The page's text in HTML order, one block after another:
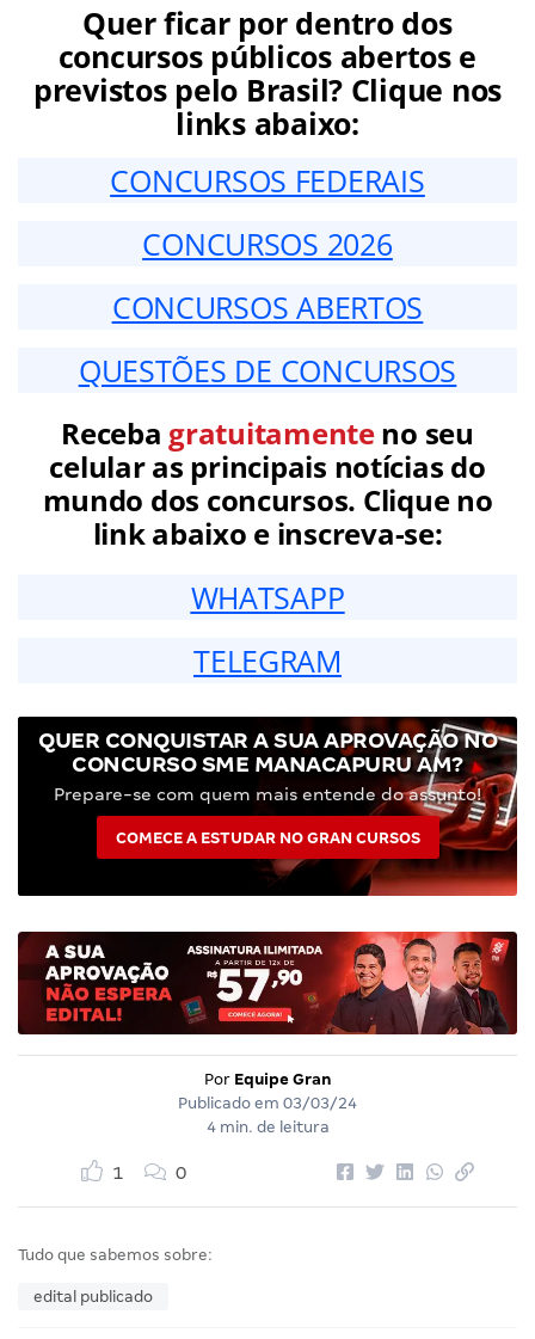
Quer ficar por dentro dos
concursos públicos abertos e
previstos pelo Brasil? Clique nos
links abaixo:
CONCURSOS FEDERAIS
CONCURSOS 2026
CONCURSOS ABERTOS
QUESTÕES DE CONCURSOS
Receba gratuitamenteno seu
celular as principais notícias do
mundo dos concursos. Clique no
link abaixo e inscreva-se:
WHATSAPP
TELEGRAM
QUER CONQUISTAR A SUA APROVAÇÃO NO
CONCURSO SME MANACAPURU AM?
Prepare-se com quem mais entende do assunto!
COMECE A ESTUDAR NO GRAN CURSOS
Por Equipe Gran
Publicado em 03/03/24
4 min. de leitura
1 0
Tudo que sabemos sobre:
edital publicado